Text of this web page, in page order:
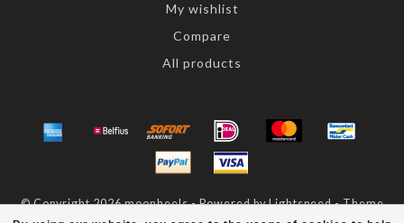
My wishlist
Compare
All products
© Copyright 2026 moonheels - Powered byLightspeed- Theme